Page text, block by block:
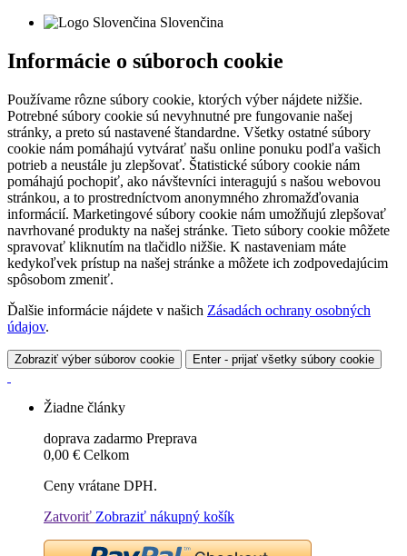
Slovenčina
Informácie o súboroch cookie
Používame rôzne súbory cookie, ktorých výber nájdete nižšie.
Potrebné súbory cookie sú nevyhnutné pre fungovanie našej
stránky, a preto sú nastavené štandardne. Všetky ostatné súbory
cookie nám pomáhajú vytvárať našu online ponuku podľa vašich
potrieb a neustále ju zlepšovať. Štatistické súbory cookie nám
pomáhajú pochopiť, ako návštevníci interagujú s našou webovou
stránkou, a to prostredníctvom anonymného zhromažďovania
informácií. Marketingové súbory cookie nám umožňujú zlepšovať
navrhované produkty na našej stránke. Tieto súbory cookie môžete
spravovať kliknutím na tlačidlo nižšie. K nastaveniam máte
kedykoľvek prístup na našej stránke a môžete ich zodpovedajúcim
spôsobom zmeniť.
Ďalšie informácie nájdete v našich Zásadách ochrany osobných
údajov.
Zobraziť výber súborov cookie Enter - prijať všetky súbory cookie
Žiadne články
doprava zadarmo Preprava
0,00 € Celkom
Ceny vrátane DPH.
Zatvoriť Zobraziť nákupný košík